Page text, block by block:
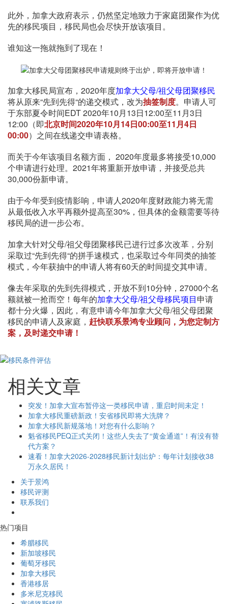
此外，加拿大政府表示，仍然坚定地致力于家庭团聚作为优
先的移民项目，移民局也会尽快开放该项目。
谁知这一拖就拖到了现在！
加拿大移民局宣布，2020年度加拿大父母/祖父母团聚移民
将从原来“先到先得“的递交模式，改为抽签制度。申请人可
于东部夏令时间EDT 2020年10月13日12:00至11月3日
12:00（即北京时间2020年10月14日00:00至11月4日
00:00）之间在线递交申请表格。
而关于今年该项目名额方面， 2020年度最多将接受10,000
个申请进行处理。2021年将重新开放申请，并接受总共
30,000份新申请。
由于今年受到疫情影响，申请人2020年度财政能力将无需
从最低收入水平再额外提高至30%，但具体的金额需要等待
移民局的进一步公布。
加拿大针对父母/祖父母团聚移民已进行过多次改革，分别
采取过“先到先得“的拼手速模式，也采取过今年同类的抽签
模式，今年获抽中的申请人将有60天的时间提交其申请。
像去年采取的先到先得模式，开放不到10分钟，27000个名
额就被一抢而空！每年的加拿大父母/祖父母移民项目申请
都十分火爆，因此，有意申请今年加拿大父母/祖父母团聚
移民的申请人及家庭， 赶快联系景鸿专业顾问，为您定制方
案，及时递交申请！
相关文章
突发！加拿大宣布暂停这一类移民申请，重启时间未定！
加拿大移民重磅新政！安省移民即将大洗牌？
加拿大移民新规落地！对您有什么影响？
魁省移民PEQ正式关闭！这些人失去了“黄金通道”！有没有替
代方案？
速看！加拿大2026-2028移民新计划出炉：每年计划接收38
万永久居民！
关于景鸿
移民评测
联系我们
热门项目
希腊移民
新加坡移民
葡萄牙移民
加拿大移民
香港移居
多米尼克移民